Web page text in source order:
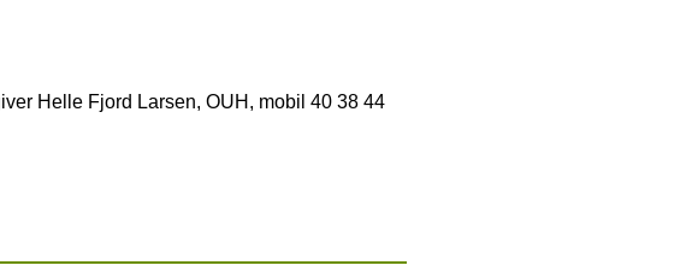
Helle Fjord Larsen, OUH, mobil 40 38 44